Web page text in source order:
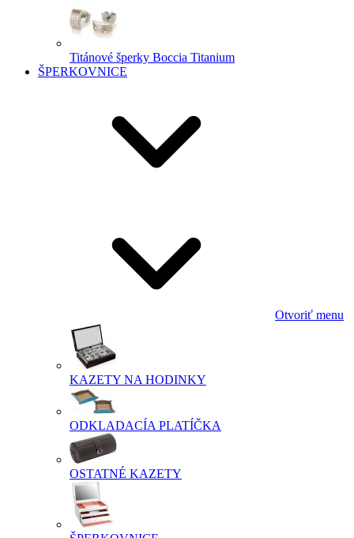
Titánové šperky Boccia Titanium
ŠPERKOVNICE
Otvoriť menu
KAZETY NA HODINKY
ODKLADACÍA PLATÍČKA
OSTATNÉ KAZETY